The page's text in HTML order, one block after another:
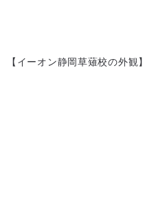
【イーオン静岡草薙校の外観】